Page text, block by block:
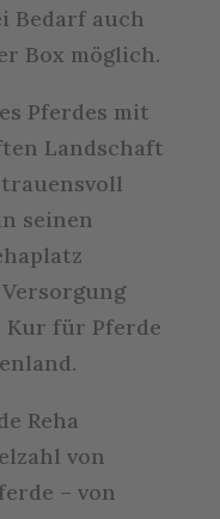
Bedarf auch
Box möglich.
Pferdes mit
Landschaft
seinen
Kur für Pferde
Reha
von
– von